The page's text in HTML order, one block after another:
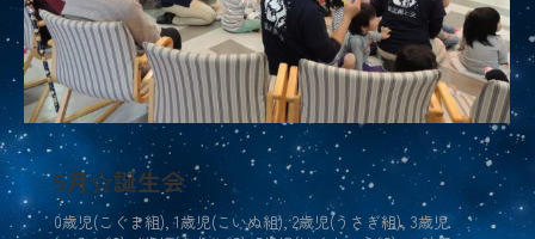
5月☆誕生会
0歳児(こぐま組),1歳児(こいぬ組),2歳児(うさぎ組), 3歳児